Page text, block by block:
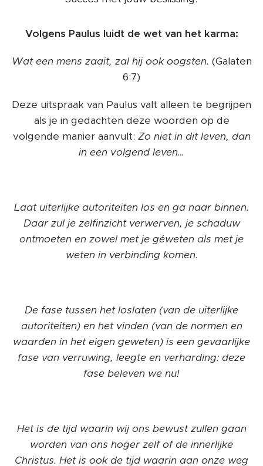
Volgens Paulus luidt de wet van het karma:
Wat een mens zaait, zal hij ook oogsten. (Galaten
6:7)
Deze uitspraak van Paulus valt alleen te begrijpen
als je in gedachten deze woorden op de
volgende manier aanvult: Zo niet in dit leven, dan
in een volgend leven…
Laat uiterlijke autoriteiten los en ga naar binnen.
Daar zul je zelfinzicht verwerven, je schaduw
ontmoeten en zowel met je géweten als met je
weten in verbinding komen.
De fase tussen het loslaten (van de uiterlijke
autoriteiten) en het vinden (van de normen en
waarden in het eigen geweten) is een gevaarlijke
fase van verruwing, leegte en verharding: deze
fase beleven we nu!
Het is de tijd waarin wij ons bewust zullen gaan
worden van ons hoger zelf of de innerlijke
Christus. Het is ook de tijd waarin aan onze weg